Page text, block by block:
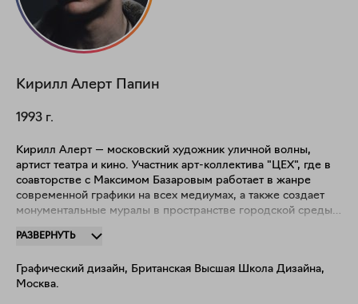
Кирилл Алерт Папин
1993 г.
Кирилл Алерт — московский художник уличной волны,
артист театра и кино. Участник арт-коллектива "ЦЕХ", где в
соавторстве с Максимом Базаровым работает в жанре
современной графики на всех медиумах, а также создает
монументальные муралы в пространстве городской среды.
практиках русского авангарда, в частности конструктивизма.
себя через взаимодействие с внешним и внутренним
миром. Центром композиции его произведений часто
РАЗВЕРНУТЬ
Графический дизайн, Британская Высшая Школа Дизайна,
Москва.